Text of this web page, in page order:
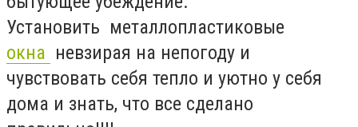
Установить металлопластиковые
окна невзирая на непогоду и
чувствовать себя тепло и уютно у себя
дома и знать, что все сделано